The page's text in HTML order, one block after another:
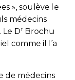
», soulève le
médecins
Dr Brochu
comme il l’a
de médecins